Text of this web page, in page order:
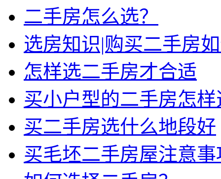
二手房怎么选？
选房知识|购买二手房
怎样选二手房才合适
买小户型的二手房怎样
买二手房选什么地段好
买毛坯二手房屋注意事